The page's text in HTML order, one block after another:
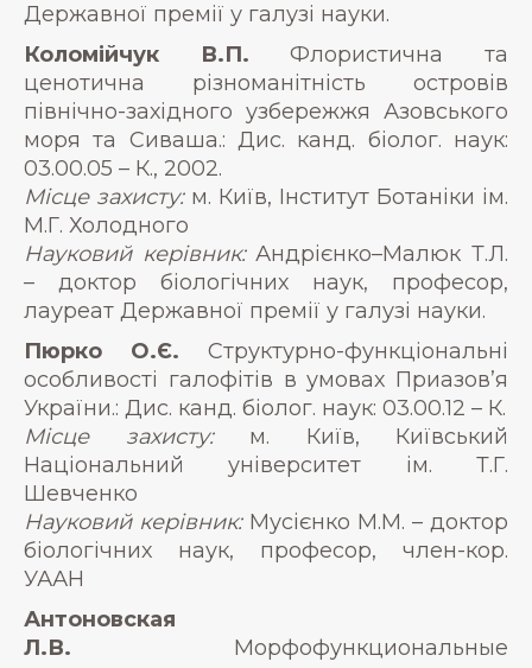
Державної премії у галузі науки.
Коломійчук В.П. Флористична та
ценотична різноманітність островів
північно-західного узбережжя Азовського
моря та Сиваша.: Дис. канд. біолог. наук:
03.00.05 – К., 2002.
Місце захисту:м. Київ, Інститут Ботаніки ім.
М.Г. Холодного
Науковий керівник:Андрієнко–Малюк Т.Л.
– доктор біологічних наук, професор,
лауреат Державної премії у галузі науки.
Пюрко О.Є. Структурно-функціональні
особливості галофітів в умовах Приазов’я
України.: Дис. канд. біолог. наук: 03.00.12 – К.
Місце захисту:м. Київ, Київський
Національний університет ім. Т.Г.
Шевченко
Науковий керівник:Мусієнко М.М. – доктор
біологічних наук, професор, член-кор.
УААН
Антоновская
Л.В. Морфофункциональные